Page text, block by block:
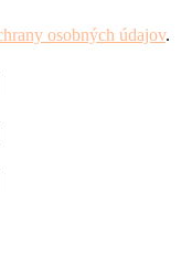
osobných údajov.